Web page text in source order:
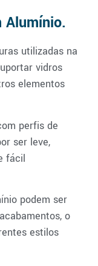
Alumínio.
utilizadas na
vidros
elementos
perfis de
ser leve,
fácil
podem ser
o
estilos